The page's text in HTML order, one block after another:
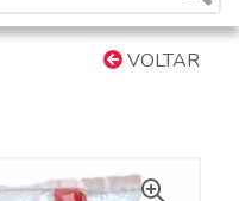
VOLTAR